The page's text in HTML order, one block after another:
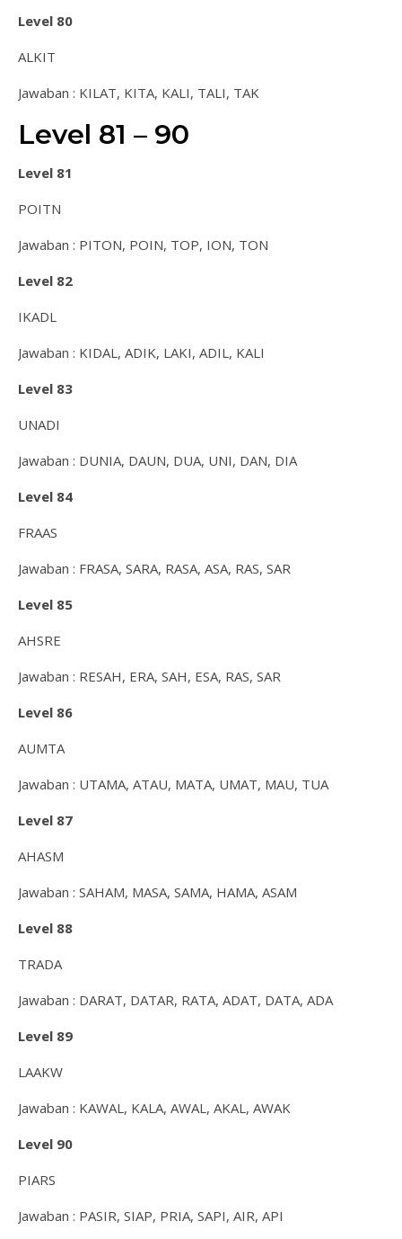
Level 80
ALKIT
Jawaban : KILAT, KITA, KALI, TALI, TAK
Level 81 – 90
Level 81
POITN
Jawaban : PITON, POIN, TOP, ION, TON
Level 82
IKADL
Jawaban : KIDAL, ADIK, LAKI, ADIL, KALI
Level 83
UNADI
Jawaban : DUNIA, DAUN, DUA, UNI, DAN, DIA
Level 84
FRAAS
Jawaban : FRASA, SARA, RASA, ASA, RAS, SAR
Level 85
AHSRE
Jawaban : RESAH, ERA, SAH, ESA, RAS, SAR
Level 86
AUMTA
Jawaban : UTAMA, ATAU, MATA, UMAT, MAU, TUA
Level 87
AHASM
Jawaban : SAHAM, MASA, SAMA, HAMA, ASAM
Level 88
TRADA
Jawaban : DARAT, DATAR, RATA, ADAT, DATA, ADA
Level 89
LAAKW
Jawaban : KAWAL, KALA, AWAL, AKAL, AWAK
Level 90
PIARS
Jawaban : PASIR, SIAP, PRIA, SAPI, AIR, API